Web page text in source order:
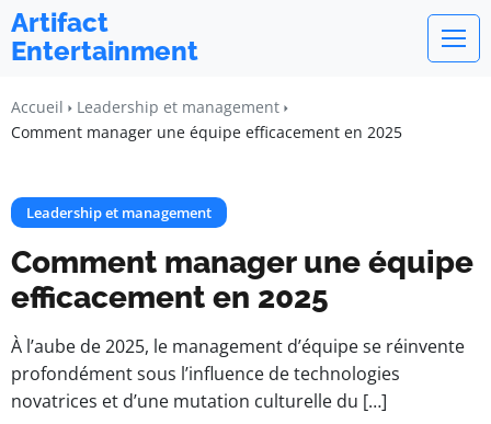
Artifact
Entertainment
Accueil
Leadership et management
Comment manager une équipe efficacement en 2025
Leadership et management
Comment manager une équipe
efficacement en 2025
À l’aube de 2025, le management d’équipe se réinvente
profondément sous l’influence de technologies
novatrices et d’une mutation culturelle du […]